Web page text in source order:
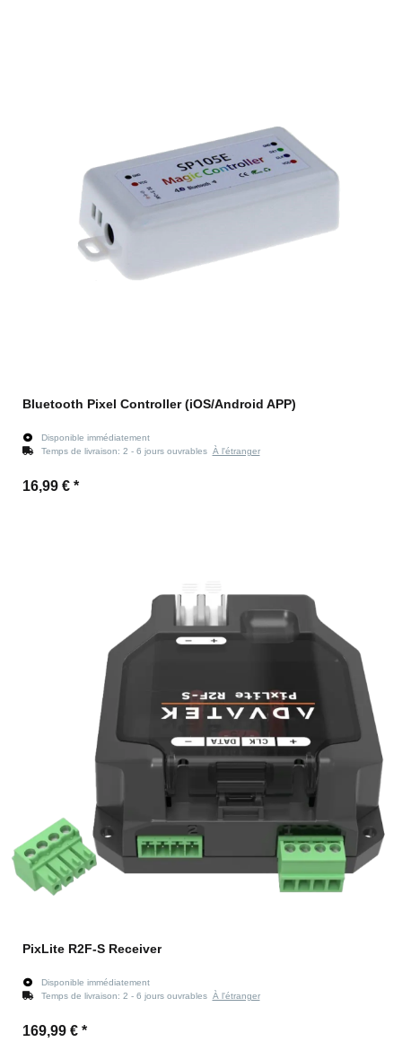
Bluetooth Pixel Controller (iOS/Android APP)
Disponible immédiatement
Temps de livraison: 2 - 6 jours ouvrables À l'étranger
16,99 € *
PixLite R2F-S Receiver
Disponible immédiatement
Temps de livraison: 2 - 6 jours ouvrables À l'étranger
169,99 € *